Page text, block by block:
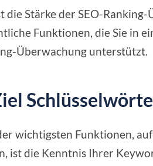
die Stärke der SEO-
Funktionen, die Sie in
Überwachung unterstützt.
wichtigsten Funktionen,
ist die Kenntnis Ihrer